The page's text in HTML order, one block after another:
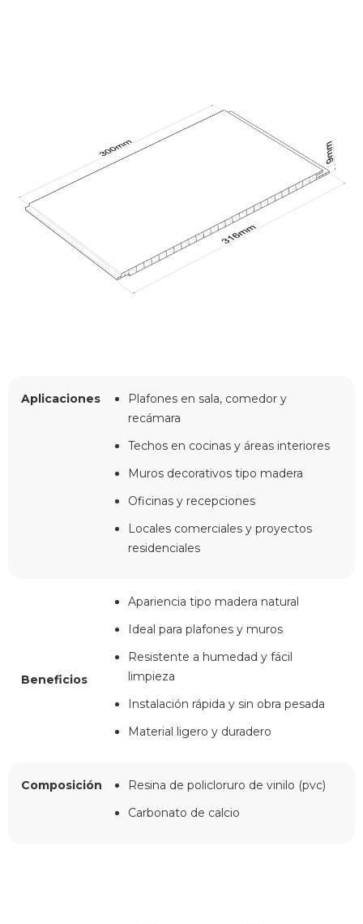
Aplicaciones
Plafones en sala, comedor y
recámara
Techos en cocinas y áreas interiores
Muros decorativos tipo madera
Oficinas y recepciones
Locales comerciales y proyectos
residenciales
Beneficios
Apariencia tipo madera natural
Ideal para plafones y muros
Resistente a humedad y fácil
limpieza
Instalación rápida y sin obra pesada
Material ligero y duradero
Composición
Resina de policloruro de vinilo (pvc)
Carbonato de calcio